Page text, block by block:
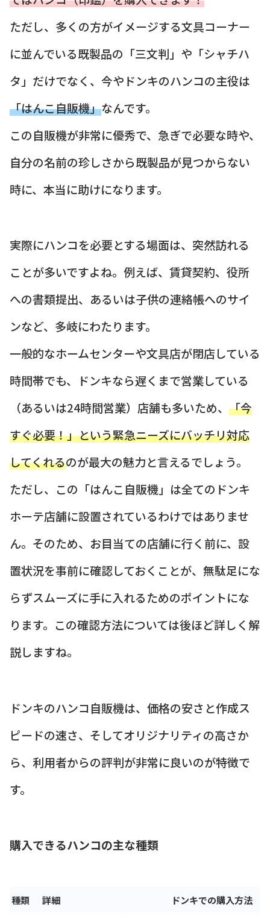
ただし、多くの方がイメージする文具コーナー
に並んでいる既製品の「三文判」や「シャチハ
タ」だけでなく、今やドンキのハンコの主役は
「はんこ自販機」なんです。
この自販機が非常に優秀で、急ぎで必要な時や、
自分の名前の珍しさから既製品が見つからない
時に、本当に助けになります。
実際にハンコを必要とする場面は、突然訪れる
ことが多いですよね。例えば、賃貸契約、役所
への書類提出、あるいは子供の連絡帳へのサイ
ンなど、多岐にわたります。
一般的なホームセンターや文具店が閉店している
時間帯でも、ドンキなら遅くまで営業している
（あるいは24時間営業）店舗も多いため、 「今
すぐ必要！」という緊急ニーズにバッチリ対応
してくれるのが最大の魅力と言えるでしょう。
ただし、この「はんこ自販機」は全てのドンキ
ホーテ店舗に設置されているわけではありませ
ん。そのため、お目当ての店舗に行く前に、設
置状況を事前に確認しておくことが、無駄足にな
らずスムーズに手に入れるためのポイントにな
ります。この確認方法については後ほど詳しく解
説しますね。
ドンキのハンコ自販機は、価格の安さと作成ス
ピードの速さ、そしてオリジナリティの高さか
ら、利用者からの評判が非常に良いのが特徴で
す。
購入できるハンコの主な種類
種類 詳細
ドンキでの購入方法